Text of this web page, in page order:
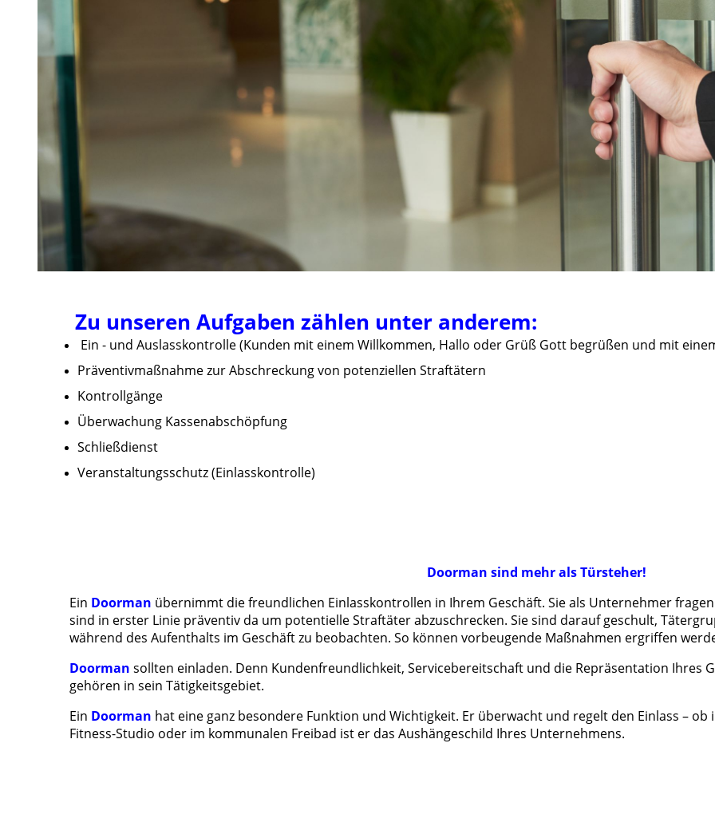
Zu unseren Aufgaben zählen unter anderem:
Ein - und Auslasskontrolle (Kunden mit einem Willkommen, Hallo oder Grüß Gott begrüßen und mit
Präventivmaßnahme zur Abschreckung von potenziellen Straftätern
Kontrollgänge
Überwachung Kassenabschöpfung
Schließdienst
Veranstaltungsschutz (Einlasskontrolle)
Doorman sind mehr als Türsteher!
Ein Doorman übernimmt die freundlichen Einlasskontrollen in Ihrem Geschäft. Sie als Unternehmer
sind in erster Linie präventiv da um potentielle Straftäter abzuschrecken. Sie sind darauf geschult,
während des Aufenthalts im Geschäft zu beobachten. So können vorbeugende Maßnahmen ergriffen
Doorman sollten einladen. Denn Kundenfreundlichkeit, Servicebereitschaft und die Repräsentation Ihres
gehören in sein Tätigkeitsgebiet.
Ein Doorman hat eine ganz besondere Funktion und Wichtigkeit. Er überwacht und regelt den Einlass –
Fitness-Studio oder im kommunalen Freibad ist er das Aushängeschild Ihres Unternehmens.